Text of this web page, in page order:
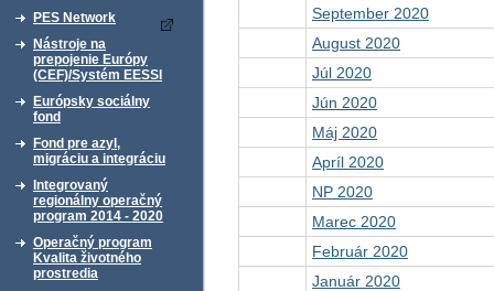
PES Network
Nástroje na
prepojenie Európy
(CEF)/Systém EESSI
Európsky sociálny
fond
Fond pre azyl,
migráciu a integráciu
Integrovaný
regionálny operačný
program 2014 - 2020
Operačný program
Kvalita životného
prostredia
September 2020
August 2020
Júl 2020
Jún 2020
Máj 2020
Apríl 2020
NP 2020
Marec 2020
Február 2020
Január 2020